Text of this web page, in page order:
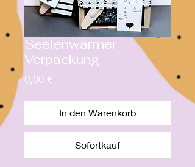
Seelenwärmer
Verpackung
0,00 €Preis
In den Warenkorb
Sofortkauf